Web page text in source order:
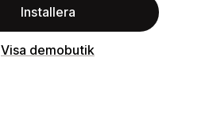
Installera
Visa demobutik